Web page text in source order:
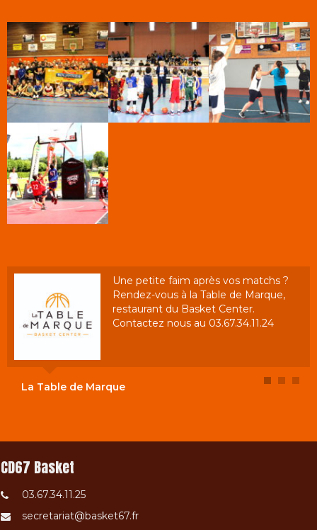
Une petite faim après vos matchs ?
Rendez-vous à la Table de Marque,
restaurant du Basket Center.
Contactez nous au 03.67.34.11.24
La Table de Marque
L'édition 2021/22 de la Finale
Départementale du Challenge
Benjamin(e)s aura lieu le 16 janvier au
Basket Center.
Challenge Benjamin(e)s
CD67 Basket
03.67.34.11.25
secretariat@basket67.fr